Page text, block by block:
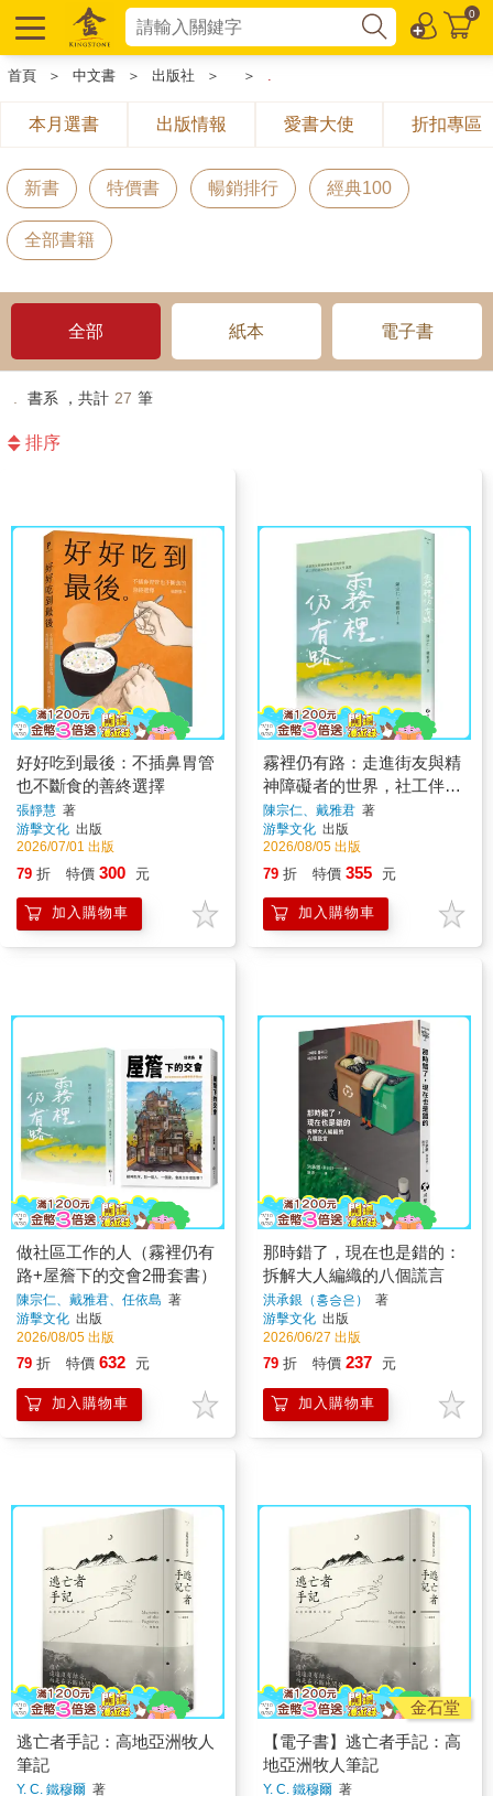
0
首頁 ＞ 中文書 ＞ 出版社 ＞ ＞ .
本月選書 出版情報 愛書大使 折扣專區
新書 特價書 暢銷排行 經典100
全部書籍
全部 紙本 電子書
. 書系 ，共計 27 筆
排序
好好吃到最後：不插鼻胃管
也不斷食的善終選擇
張靜慧 著
游擊文化 出版
2026/07/01 出版
79 折 特價 300 元
加入購物車
霧裡仍有路：走進街友與精
神障礙者的世界，社工伴侶
意外看見自己的人生選擇
陳宗仁、戴雅君 著
游擊文化 出版
2026/08/05 出版
79 折 特價 355 元
加入購物車
做社區工作的人（霧裡仍有
路+屋簷下的交會2冊套書）
陳宗仁、戴雅君、任依島 著
游擊文化 出版
2026/08/05 出版
79 折 特價 632 元
加入購物車
那時錯了，現在也是錯的：
拆解大人編織的八個謊言
洪承銀（홍승은）
著
游擊文化 出版
2026/06/27 出版
79 折 特價 237 元
加入購物車
逃亡者手記：高地亞洲牧人
筆記
Y. C. 鐵穆爾 著
金石堂
【電子書】逃亡者手記：高
地亞洲牧人筆記
Y. C. 鐵穆爾 著